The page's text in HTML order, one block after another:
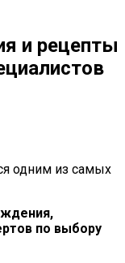
и рецепты
одним из самых
по выбору